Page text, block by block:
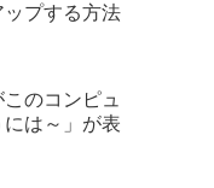
プする方法
このコンピュ
は～」が表